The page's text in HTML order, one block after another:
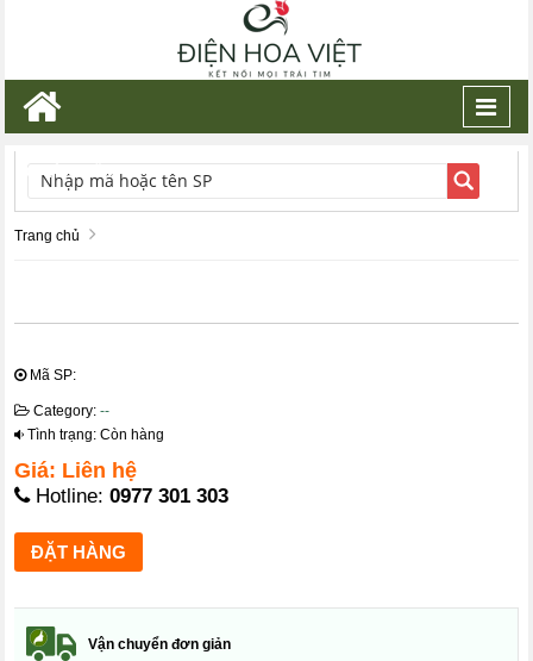
TÌM KIẾM
Trang chủ
Mã SP:
Category:--
Tình trạng: Còn hàng
Giá: Liên hệ
Hotline:0977 301 303
Vận chuyển đơn giản